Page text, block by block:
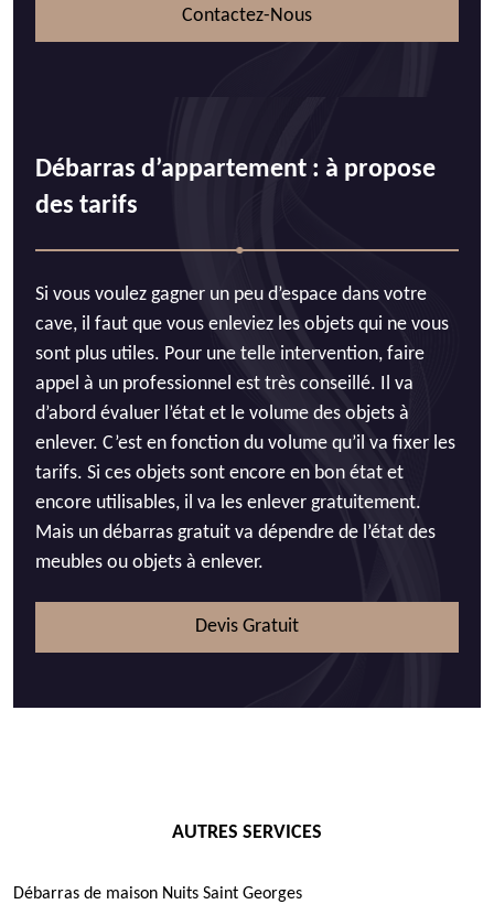
Contactez-Nous
Débarras d’appartement : à propose
des tarifs
Si vous voulez gagner un peu d’espace dans votre
cave, il faut que vous enleviez les objets qui ne vous
sont plus utiles. Pour une telle intervention, faire
appel à un professionnel est très conseillé. Il va
d’abord évaluer l’état et le volume des objets à
enlever. C’est en fonction du volume qu’il va fixer les
tarifs. Si ces objets sont encore en bon état et
encore utilisables, il va les enlever gratuitement.
Mais un débarras gratuit va dépendre de l’état des
meubles ou objets à enlever.
Devis Gratuit
AUTRES SERVICES
Débarras de maison Nuits Saint Georges